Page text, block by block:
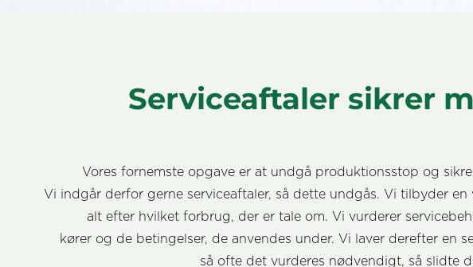
Serviceaftaler sikrer
Vores fornemste opgave er at undgå produktionsstop og
Vi indgår derfor gerne serviceaftaler, så dette undgås. Vi tilbyder en
alt efter hvilket forbrug, der er tale om. Vi vurderer
kører og de betingelser, de anvendes under. Vi laver derefter en
så ofte det vurderes nødvendigt, så slidte